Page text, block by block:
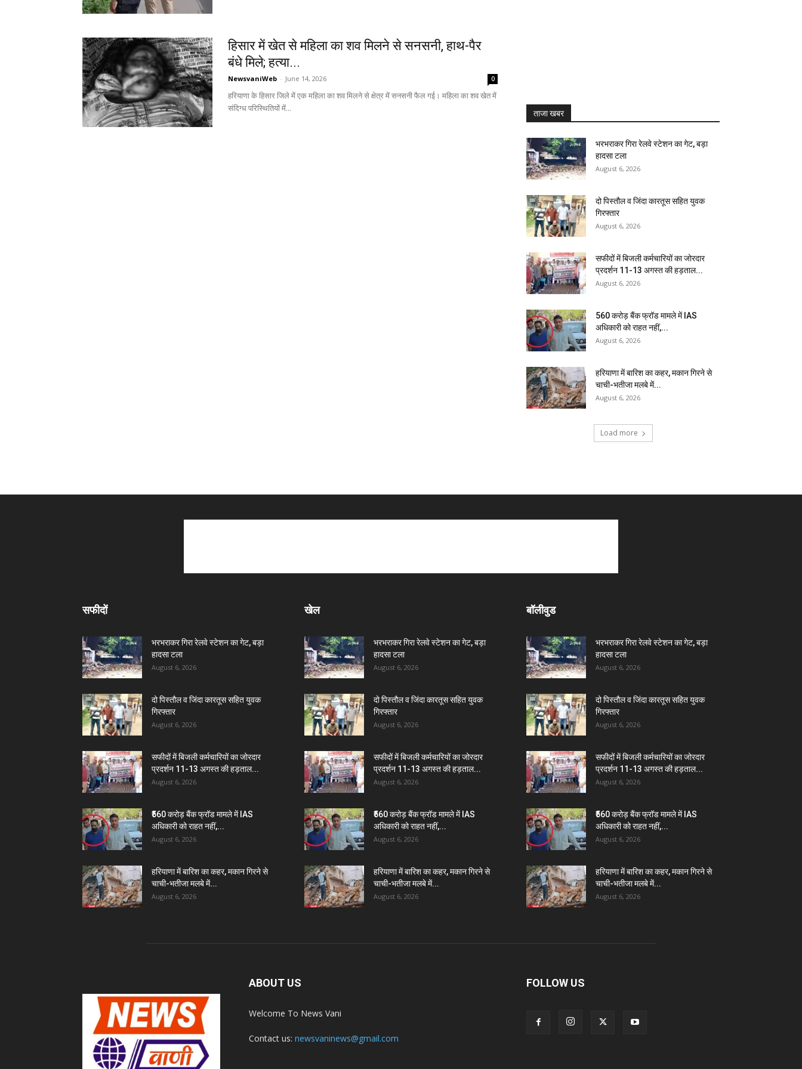
हिसार में खेत से महिला का शव मिलने से सनसनी, हाथ-पैर
बंधे मिले; हत्या...
NewsvaniWeb - June 14, 2026 0
हरियाणा के हिसार जिले में एक महिला का शव मिलने से क्षेत्र में सनसनी फैल गई। महिला का शव खेत में
संदिग्ध परिस्थितियों में...
ताजा खबर
भरभराकर गिरा रेलवे स्टेशन का गेट, बड़ा
हादसा टला
August 6, 2026
दो पिस्तौल व जिंदा कारतूस सहित युवक
गिरफ्तार
August 6, 2026
सफीदों में बिजली कर्मचारियों का जोरदार
प्रदर्शन 11-13 अगस्त की हड़ताल...
August 6, 2026
₹560 करोड़ बैंक फ्रॉड मामले में IAS
अधिकारी को राहत नहीं,...
August 6, 2026
हरियाणा में बारिश का कहर, मकान गिरने से
चाची-भतीजा मलबे में...
August 6, 2026
Load more
सफीदों
भरभराकर गिरा रेलवे स्टेशन का गेट, बड़ा
हादसा टला
August 6, 2026
दो पिस्तौल व जिंदा कारतूस सहित युवक
गिरफ्तार
August 6, 2026
सफीदों में बिजली कर्मचारियों का जोरदार
प्रदर्शन 11-13 अगस्त की हड़ताल...
August 6, 2026
₹560 करोड़ बैंक फ्रॉड मामले में IAS
अधिकारी को राहत नहीं,...
August 6, 2026
हरियाणा में बारिश का कहर, मकान गिरने से
चाची-भतीजा मलबे में...
August 6, 2026
खेल
भरभराकर गिरा रेलवे स्टेशन का गेट, बड़ा
हादसा टला
August 6, 2026
दो पिस्तौल व जिंदा कारतूस सहित युवक
गिरफ्तार
August 6, 2026
सफीदों में बिजली कर्मचारियों का जोरदार
प्रदर्शन 11-13 अगस्त की हड़ताल...
August 6, 2026
₹560 करोड़ बैंक फ्रॉड मामले में IAS
अधिकारी को राहत नहीं,...
August 6, 2026
हरियाणा में बारिश का कहर, मकान गिरने से
चाची-भतीजा मलबे में...
August 6, 2026
बॉलीवुड
भरभराकर गिरा रेलवे स्टेशन का गेट, बड़ा
हादसा टला
August 6, 2026
दो पिस्तौल व जिंदा कारतूस सहित युवक
गिरफ्तार
August 6, 2026
सफीदों में बिजली कर्मचारियों का जोरदार
प्रदर्शन 11-13 अगस्त की हड़ताल...
August 6, 2026
₹560 करोड़ बैंक फ्रॉड मामले में IAS
अधिकारी को राहत नहीं,...
August 6, 2026
हरियाणा में बारिश का कहर, मकान गिरने से
चाची-भतीजा मलबे में...
August 6, 2026
ABOUT US
Welcome To News Vani
Contact us: newsvaninews@gmail.com
FOLLOW US